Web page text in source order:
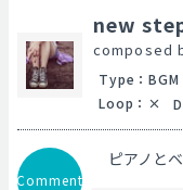
new
composed
Type ： BGM
Loop ：
Comment
ピアノと